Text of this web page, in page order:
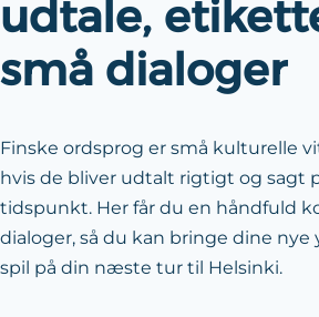
udtale,
små dialoger
Finske ordsprog er små kulturelle
hvis de bliver udtalt rigtigt og sagt
tidspunkt. Her får du en håndfuld
dialoger, så du kan bringe dine
spil på din næste tur til Helsinki.